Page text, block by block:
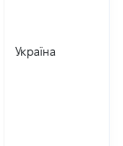
Україна